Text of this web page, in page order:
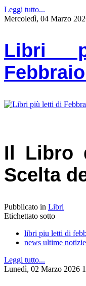
Leggi tutto...
Mercoledì, 04 Marzo
Libri
Il Libro
Scelta
Pubblicato in Libri
Etichettato sotto
libri piu letti di
news ultime notizie
Leggi tutto...
Lunedì, 02 Marzo 2026